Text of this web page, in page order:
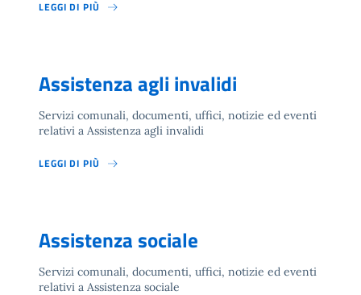
LEGGI DI PIÙ
Assistenza agli invalidi
Servizi comunali, documenti, uffici, notizie ed eventi
relativi a Assistenza agli invalidi
LEGGI DI PIÙ
Assistenza sociale
Servizi comunali, documenti, uffici, notizie ed eventi
relativi a Assistenza sociale